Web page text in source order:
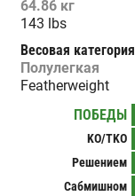
64.86 кг
143 lbs
Весовая категория
Полулегкая
Featherweight
ПОБЕДЫ
KO/TKO
Решением
Сабмишном